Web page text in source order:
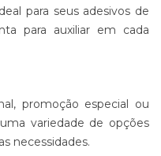
para seus adesivos de
para auxiliar em cada
promoção especial ou
variedade de opções
necessidades.